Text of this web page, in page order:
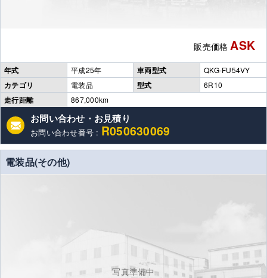
販売価格 ASK
年式 平成25年 車両型式 QKG-FU54VY
カテゴリ 電装品 型式 6R10
走行距離 867,000km
お問い合わせ・お見積り
お問い合わせ番号 : R050630069
電装品(その他)
写真準備中